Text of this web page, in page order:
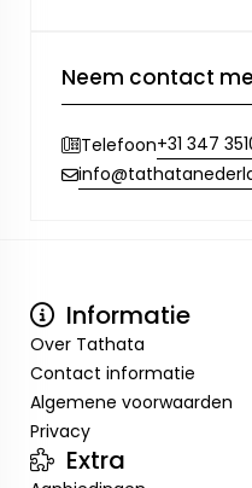
Neem contact
Telefoon+31 347
Informatie
Over Tathata
Contact informatie
Algemene voorwaarden
Privacy
Extra